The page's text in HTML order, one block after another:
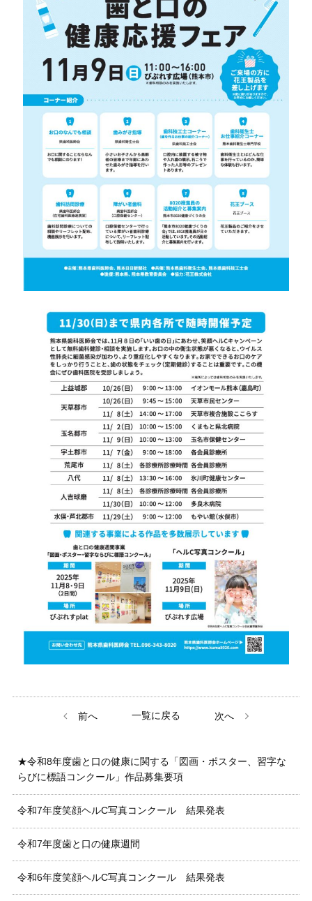
前へ 一覧に戻る 次へ
★令和8年度歯と口の健康に関する「図画・ポスター、習字な
らびに標語コンクール」作品募集要項
令和7年度笑顔ヘルC写真コンクール 結果発表
令和7年度歯と口の健康週間
令和6年度笑顔ヘルC写真コンクール 結果発表